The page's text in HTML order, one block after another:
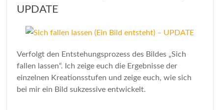
UPDATE
Verfolgt den Entstehungsprozess des Bildes „Sich
fallen lassen“. Ich zeige euch die Ergebnisse der
einzelnen Kreationsstufen und zeige euch, wie sich
bei mir ein Bild sukzessive entwickelt.